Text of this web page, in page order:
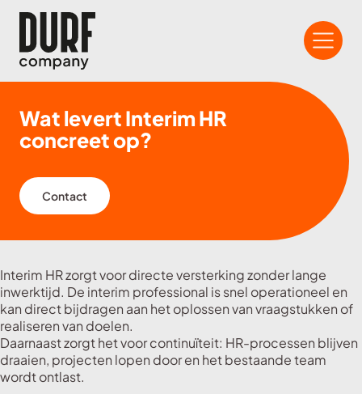
Wat levert Interim HR
concreet op?
Contact
Interim HR zorgt voor directe versterking zonder lange
inwerktijd. De interim professional is snel operationeel en
kan direct bijdragen aan het oplossen van vraagstukken of
realiseren van doelen.
Daarnaast zorgt het voor continuïteit: HR-processen blijven
draaien, projecten lopen door en het bestaande team
wordt ontlast.